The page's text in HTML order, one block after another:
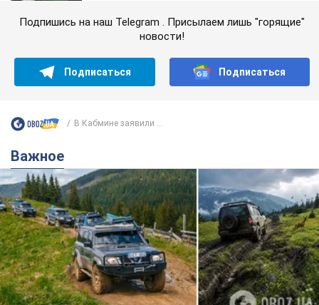
Подпишись на наш Telegram . Присылаем лишь "горящие"
новости!
Подписаться Подписаться
В Кабмине заявили ...
Важное